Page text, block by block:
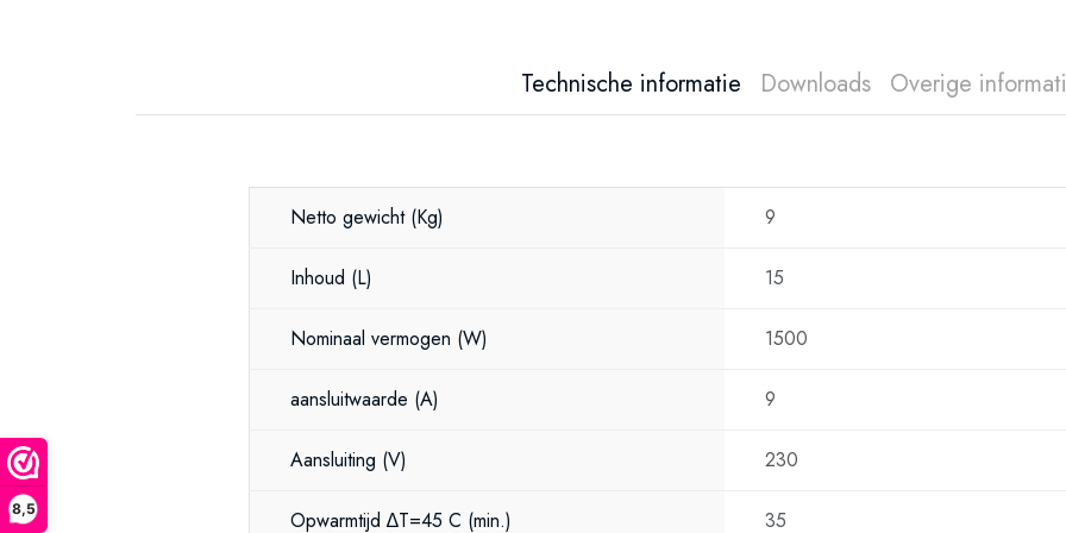
8,5
Technische informatie Downloads Overige
Netto gewicht (Kg) 9
Inhoud (L) 15
Nominaal vermogen (W) 1500
aansluitwaarde (A) 9
Aansluiting (V) 230
Opwarmtijd ∆T=45 C (min.) 35